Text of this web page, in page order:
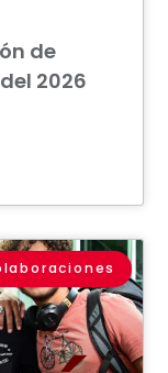
de
2026